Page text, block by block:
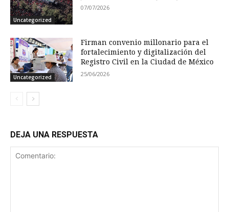
Uncategorized
07/07/2026
Uncategorized
Firman convenio millonario para el
fortalecimiento y digitalización del
Registro Civil en la Ciudad de México
25/06/2026
DEJA UNA RESPUESTA